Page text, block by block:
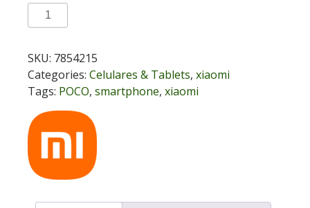
Smartphone
Xiaomi
M6
Pro
Dual
4G
GLOBAL
quantity
SKU: 7854215
Categories: Celulares & Tablets, xiaomi
Tags: POCO, smartphone, xiaomi